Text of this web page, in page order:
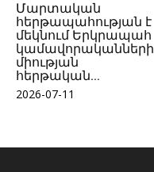
Մարտական
հերթապահության է
մեկնում Երկրապահ
կամավորականների
միության
հերթական...
2026-07-11